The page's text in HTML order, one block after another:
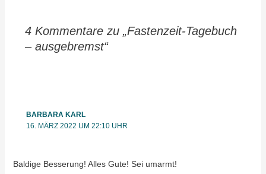
4 Kommentare zu „Fastenzeit-Tagebuch
– ausgebremst“
BARBARA KARL
16. MÄRZ 2022 UM 22:10 UHR
Baldige Besserung! Alles Gute! Sei umarmt!